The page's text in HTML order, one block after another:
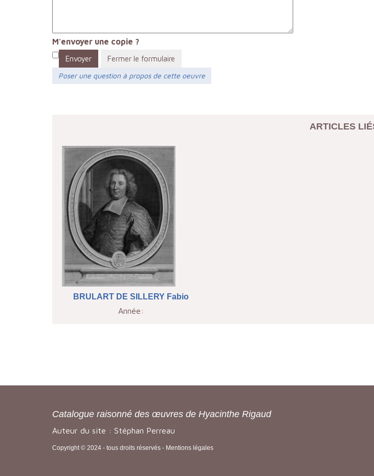
M'envoyer une copie ?
Envoyer
Fermer le formulaire
Poser une question à propos de cette oeuvre
ARTICLES
BRULART DE SILLERY Fabio
Année:
Catalogue raisonné des œuvres de Hyacinthe Rigaud
Auteur du site : Stéphan Perreau
Copyright © 2024 - tous droits réservés - Mentions légales